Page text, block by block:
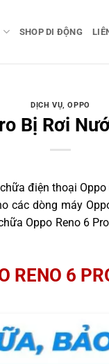
SHOP DI ĐỘNG
DỊCH VỤ,OPPO
Bị Rơi
điện thoại
các dòng máy
Oppo Reno 6
RENO 6